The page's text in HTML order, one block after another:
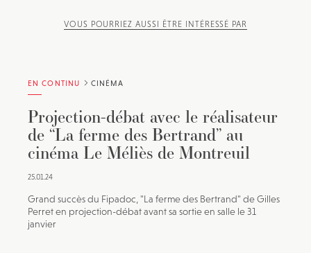
VOUS POURRIEZ AUSSI ÊTRE INTÉRESSÉ PAR
EN CONTINU CINÉMA
Projection-débat avec le réalisateur
de “La ferme des Bertrand” au
cinéma Le Méliès de Montreuil
25.01.24
Grand succès du Fipadoc, "La ferme des Bertrand" de Gilles
Perret en projection-débat avant sa sortie en salle le 31
janvier